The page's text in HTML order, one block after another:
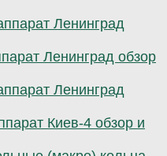
Ленинград
Ленинград обзор
Ленинград
Киев-4 обзор и